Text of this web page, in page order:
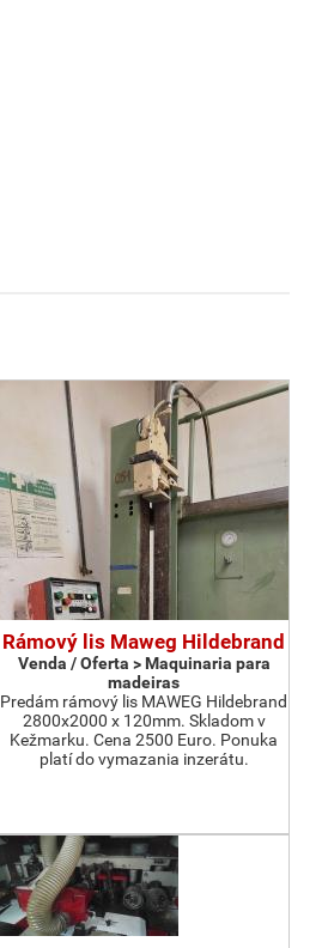
Rámový lis Maweg Hildebrand
Venda / Oferta > Maquinaria para
madeiras
Predám rámový lis MAWEG Hildebrand
2800x2000 x 120mm. Skladom v
Kežmarku. Cena 2500 Euro. Ponuka
platí do vymazania inzerátu.